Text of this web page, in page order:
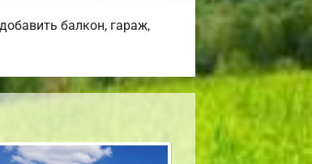
балкон, гараж,